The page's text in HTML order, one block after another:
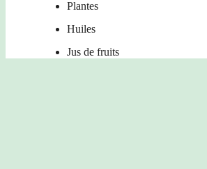
Plantes
Huiles
Jus de fruits